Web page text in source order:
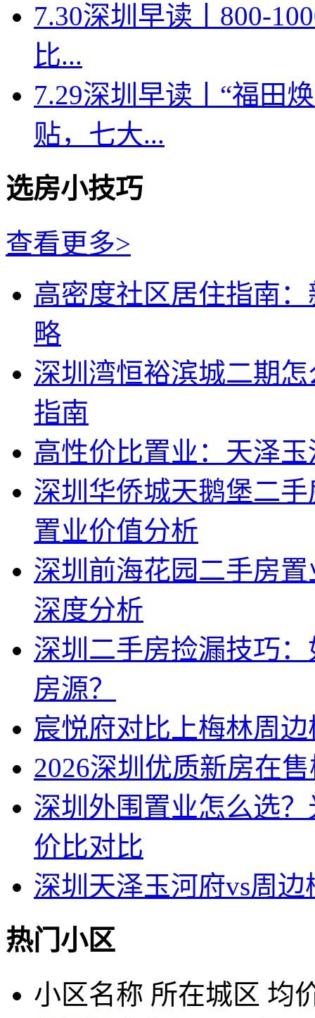
7.30深圳早读丨800-
比...
7.29深圳早读丨“福田
贴，七大...
选房小技巧
查看更多>
高密度社区居住指南
略
深圳湾恒裕滨城二期
指南
高性价比置业：天泽
深圳华侨城天鹅堡二
置业价值分析
深圳前海花园二手房
深度分析
深圳二手房捡漏技巧
房源？
宸悦府对比上梅林周
2026深圳优质新房在
深圳外围置业怎么选
价比对比
深圳天泽玉河府vs周
热门小区
小区名称 所在城区 均